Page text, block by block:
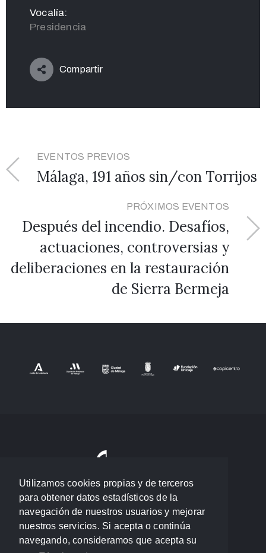
Utilizamos cookies propias y de terceros
para obtener datos estadísticos de la
navegación de nuestros usuarios y mejorar
nuestros servicios. Si acepta o continúa
navegando, consideramos que acepta su
Vocalía:
Presidencia
Compartir
EVENTOS PREVIOS
Málaga, 191 años sin/con Torrijos
PRÓXIMOS EVENTOS
Después del incendio. Desafíos,
actuaciones, controversias y
deliberaciones en la restauración
de Sierra Bermeja